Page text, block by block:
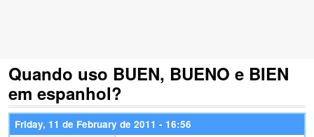
Quando uso BUEN, BUENO e BIEN
em espanhol?
Friday, 11 de February de 2011 - 16:56